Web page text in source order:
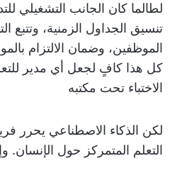
لطالما كان الجانب التشغيلي
تنسيق الجداول الزمنية، وتتبع
الموظفين، وضمان الالتزام
كل هذا كافٍ لجعل أي مدير
الاختباء تحت مكتبه
لكن الذكاء الاصطناعي يحرر
التعلم المتمركز حول الإنسان.